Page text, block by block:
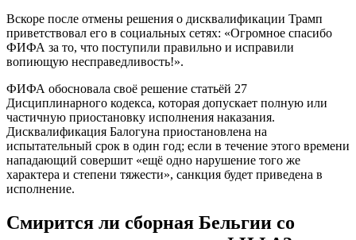
Вскоре после отмены решения о дисквалификации Трамп
приветствовал его в социальных сетях: «Огромное спасибо
ФИФА за то, что поступили правильно и исправили
вопиющую несправедливость!».
ФИФА обосновала своё решение статьёй 27
Дисциплинарного кодекса, которая допускает полную или
частичную приостановку исполнения наказания.
Дисквалификация Балогуна приостановлена на
испытательный срок в один год; если в течение этого времени
нападающий совершит «ещё одно нарушение того же
характера и степени тяжести», санкция будет приведена в
исполнение.
Смирится ли сборная Бельгии со